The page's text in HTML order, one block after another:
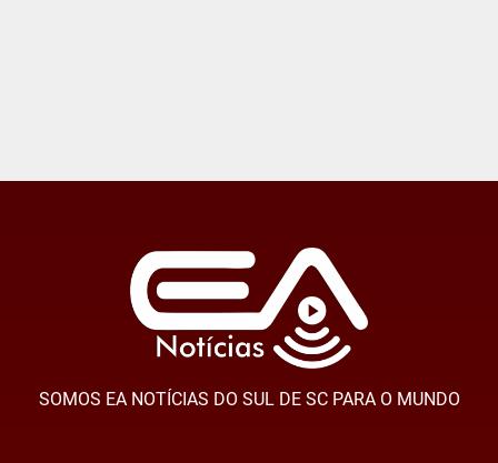
SOMOS EA NOTÍCIAS DO SUL DE SC PARA O MUNDO